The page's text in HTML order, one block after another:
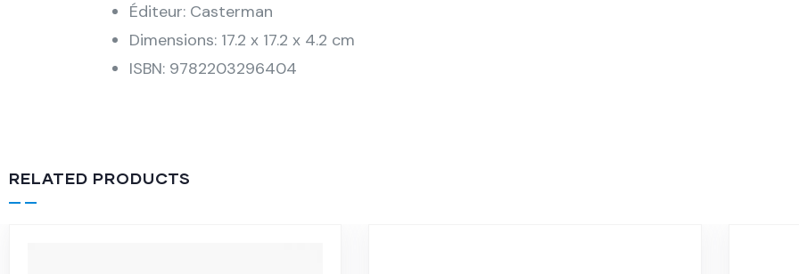
Éditeur: Casterman
Dimensions: 17.2 x 17.2 x 4.2 cm
ISBN: 9782203296404
RELATED PRODUCTS